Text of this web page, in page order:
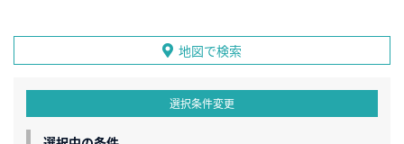
地図で検索
選択条件変更